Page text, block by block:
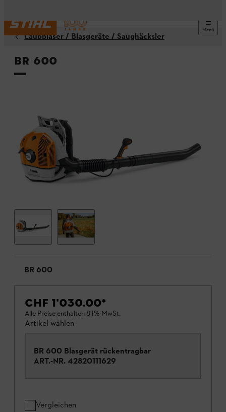
Menü
Laubbläser / Blasgeräte / Saughäcksler
BR 600
BR 600
CHF 1'030.00*
Alle Preise enthalten 8.1% MwSt.
Artikel wählen
BR 600 Blasgerät rückentragbar
ART.-NR. 42820111629
Vergleichen